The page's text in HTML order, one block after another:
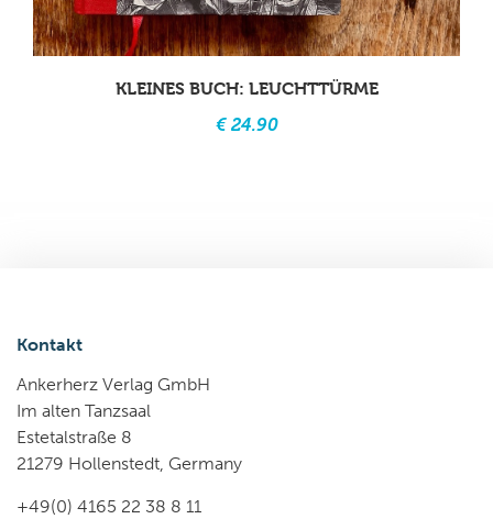
KLEINES BUCH: LEUCHTTÜRME
€ 24.90
Kontakt
Ankerherz Verlag GmbH
Im alten Tanzsaal
Estetalstraße 8
21279 Hollenstedt, Germany
+49(0) 4165 22 38 8 11